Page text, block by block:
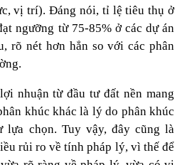
vị trí). Đáng nói, tỉ lệ tiêu thụ ở
ngưỡng từ 75-85% ở các dự án
rõ nét hơn hẳn so với các phân
nhuận từ đầu tư đất nền mang
khúc khác là lý do phân khúc
lựa chọn. Tuy vậy, đây cũng là
rủi ro về tính pháp lý, vì thế để